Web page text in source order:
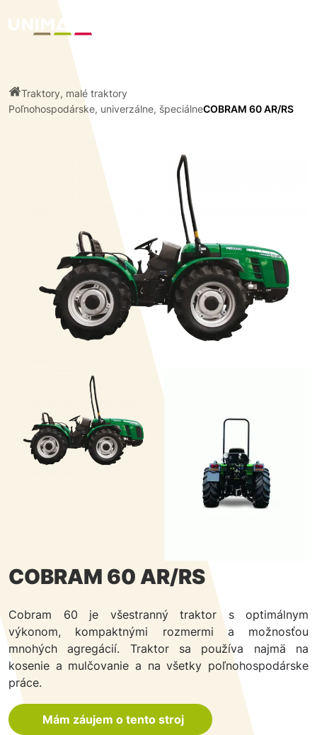
Traktory, malé traktory
Poľnohospodárske, univerzálne, špeciálneCOBRAM 60 AR/RS
COBRAM 60 AR/RS
Cobram 60 je všestranný traktor s optimálnym
výkonom, kompaktnými rozmermi a možnosťou
mnohých agregácií. Traktor sa používa najmä na
kosenie a mulčovanie a na všetky poľnohospodárske
práce.
Mám záujem o tento stroj